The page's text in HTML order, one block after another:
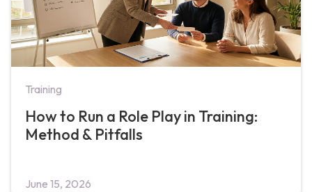
Training
How to Run a Role Play in Training:
Method & Pitfalls
June 15, 2026